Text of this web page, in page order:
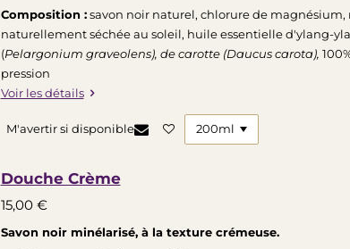
Composition :savon noir naturel, chlorure de
naturellement séchée au soleil, huile essentielle d'ylang-
(Pelargonium graveolens), de carotte (Daucus carota),
pression
Voir les détails
M'avertir si disponible
Douche Crème
15,00 €
Savon noir minélarisé, à la texture crémeuse.